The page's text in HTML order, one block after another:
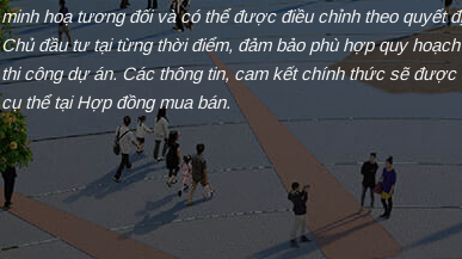
minh hoạ tương đối và có thể được điều chỉnh theo quyết
Chủ đầu tư tại từng thời điểm, đảm bảo phù hợp quy
thi công dự án. Các thông tin, cam kết chính thức sẽ được
cụ thể tại Hợp đồng mua bán.